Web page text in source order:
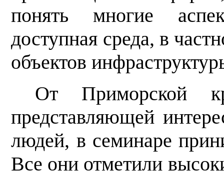
понять многие
доступная среда, в
объектов
От Приморской
представляющей
людей, в семинаре
Все они отметили